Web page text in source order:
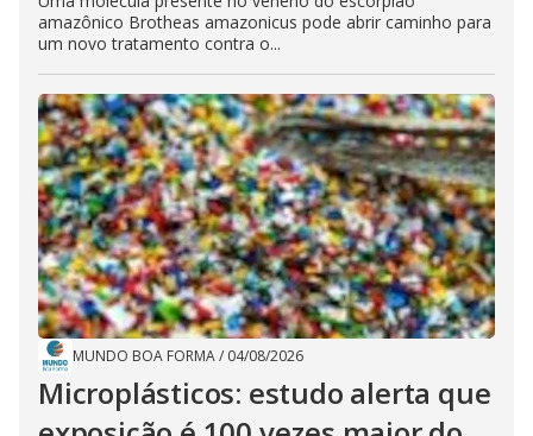
amazônico Brotheas amazonicus pode abrir caminho para
um novo tratamento contra o...
MUNDO BOA FORMA/ 04/08/2026
Microplásticos: estudo alerta que